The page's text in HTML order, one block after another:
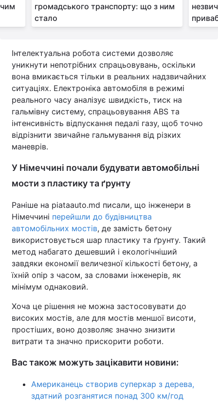
чим
громадського транспорту: що з ним
стало
Інтелектуальна робота системи дозволяє
уникнути непотрібних спрацьовувань, оскільки
вона вмикається тільки в реальних надзвичайних
ситуаціях. Електроніка автомобіля в режимі
реального часу аналізує швидкість, тиск на
гальмівну систему, спрацьовування ABS та
інтенсивність відпускання педалі газу, щоб точно
відрізнити звичайне гальмування від різких
маневрів.
У Німеччині почали будувати автомобільні
мости з пластику та ґрунту
Раніше на piataauto.md писали, що інженери в
Німеччині перейшли до будівництва
автомобільних мостів, де замість бетону
використовується шар пластику та ґрунту. Такий
метод набагато дешевший і екологічніший
завдяки економії величезної кількості бетону, а
їхній опір з часом, за словами інженерів, як
мінімум однаковий.
Хоча це рішення не можна застосовувати до
високих мостів, але для мостів меншої висоти,
простіших, воно дозволяє значно знизити
витрати та значно прискорити роботи.
Вас також можуть зацікавити новини:
Американець створив суперкар з дерева,
здатний розганятися понад 300 км/год